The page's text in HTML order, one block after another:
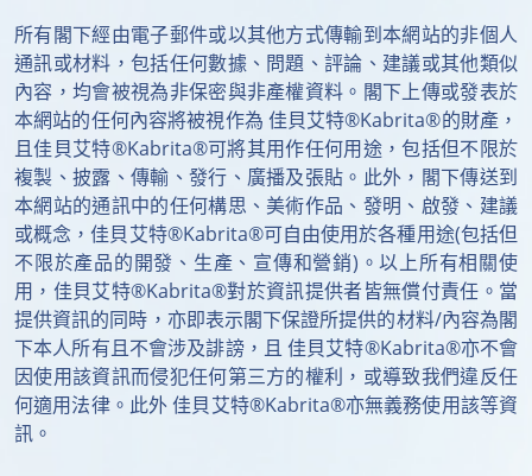
所有閣下經由電子郵件或以其他方式傳輸到本網站的非個人
通訊或材料，包括任何數據、問題、評論、建議或其他類似
內容，均會被視為非保密與非產權資料。閣下上傳或發表於
本網站的任何內容將被視作為 佳貝艾特®Kabrita®的財產，
且佳貝艾特®Kabrita®可將其用作任何用途，包括但不限於
複製、披露、傳輸、發行、廣播及張貼。此外，閣下傳送到
本網站的通訊中的任何構思、美術作品、發明、啟發、建議
或概念，佳貝艾特®Kabrita®可自由使用於各種用途(包括但
不限於產品的開發、生產、宣傳和營銷)。以上所有相關使
用，佳貝艾特®Kabrita®對於資訊提供者皆無償付責任。當
提供資訊的同時，亦即表示閣下保證所提供的材料/內容為閣
下本人所有且不會涉及誹謗，且 佳貝艾特®Kabrita®亦不會
因使用該資訊而侵犯任何第三方的權利，或導致我們違反任
何適用法律。此外 佳貝艾特®Kabrita®亦無義務使用該等資
訊。